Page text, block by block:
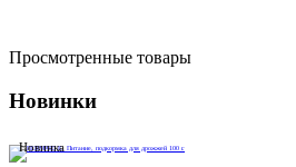
Просмотренные товары
Новинки
Новинка